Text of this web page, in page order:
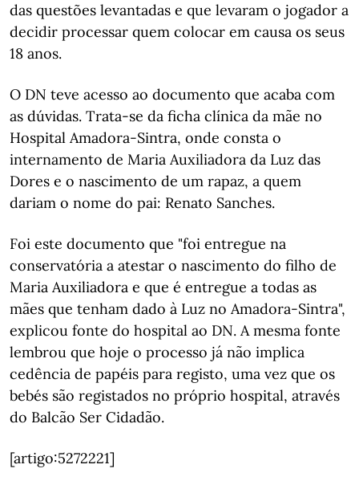
das questões levantadas e que levaram o jogador a
decidir processar quem colocar em causa os seus
18 anos.
O DN teve acesso ao documento que acaba com
as dúvidas. Trata-se da ficha clínica da mãe no
Hospital Amadora-Sintra, onde consta o
internamento de Maria Auxiliadora da Luz das
Dores e o nascimento de um rapaz, a quem
dariam o nome do pai: Renato Sanches.
Foi este documento que "foi entregue na
conservatória a atestar o nascimento do filho de
Maria Auxiliadora e que é entregue a todas as
mães que tenham dado à Luz no Amadora-Sintra",
explicou fonte do hospital ao DN. A mesma fonte
lembrou que hoje o processo já não implica
cedência de papéis para registo, uma vez que os
bebés são registados no próprio hospital, através
do Balcão Ser Cidadão.
[artigo:5272221]